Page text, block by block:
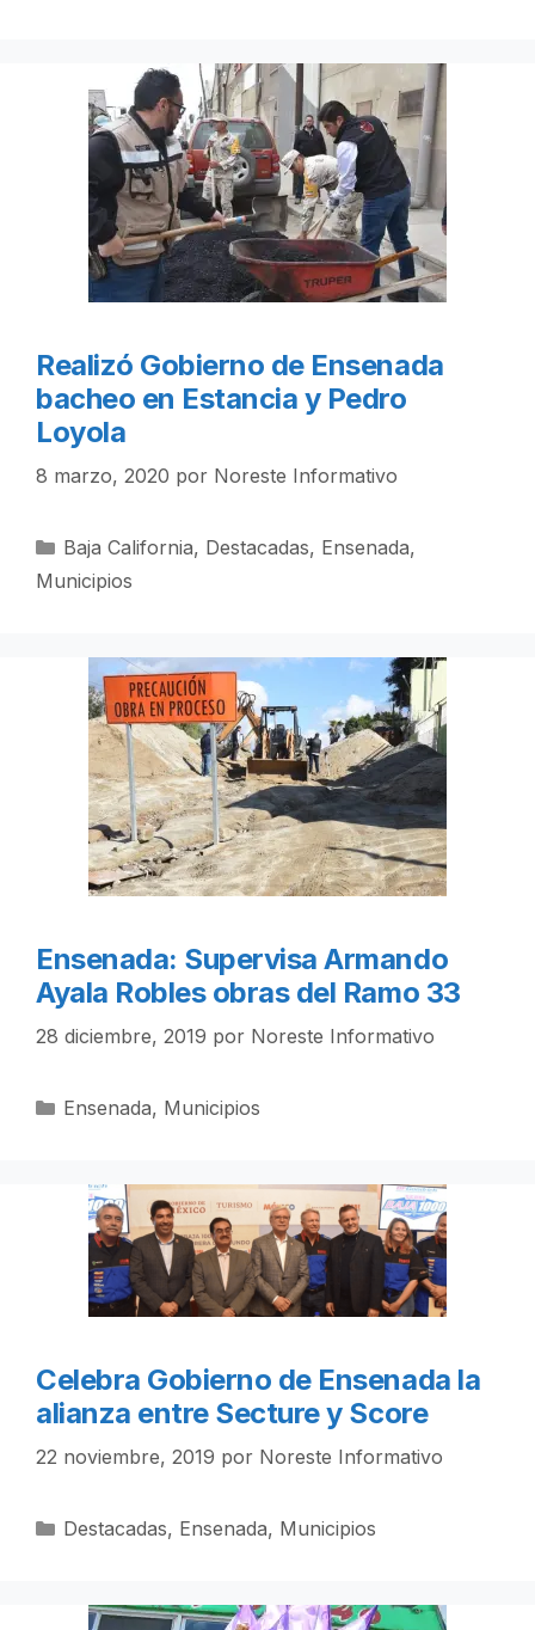
Realizó Gobierno de Ensenada
bacheo en Estancia y Pedro
Loyola
8 marzo, 2020 por Noreste Informativo
Categorías
Baja California, Destacadas, Ensenada,
Municipios
Ensenada: Supervisa Armando
Ayala Robles obras del Ramo 33
28 diciembre, 2019 por Noreste Informativo
Categorías
Ensenada, Municipios
Celebra Gobierno de Ensenada la
alianza entre Secture y Score
22 noviembre, 2019 por Noreste Informativo
Categorías
Destacadas, Ensenada, Municipios